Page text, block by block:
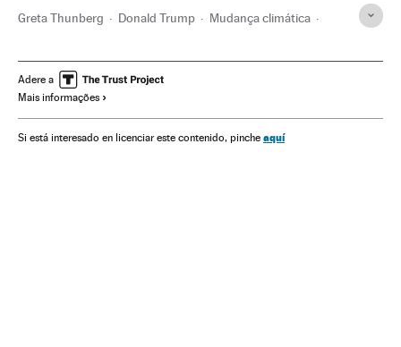
Greta Thunberg Donald Trump Mudança climática
Relações exteriores Economia
Fórum de Davos
Adere a
Mais informações
Si está interesado en licenciar este contenido, pinche aquí